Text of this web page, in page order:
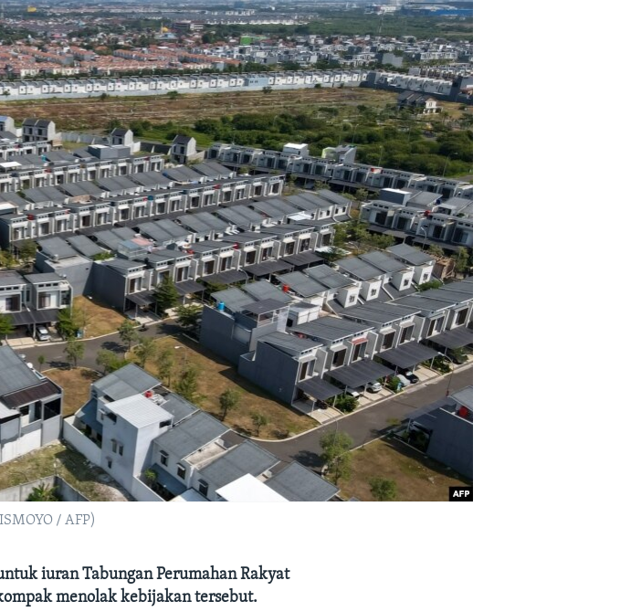
/ AFP)
iuran Tabungan Perumahan Rakyat
menolak kebijakan tersebut.